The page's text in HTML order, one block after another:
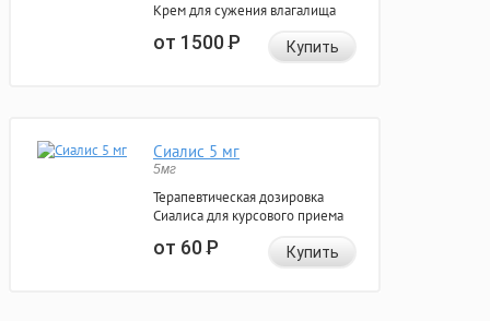
Крем для сужения влагалища
от 1500Р Купить
Сиалис 5 мг
5мг
Терапевтическая дозировка
Сиалиса для курсового приема
от 60Р Купить